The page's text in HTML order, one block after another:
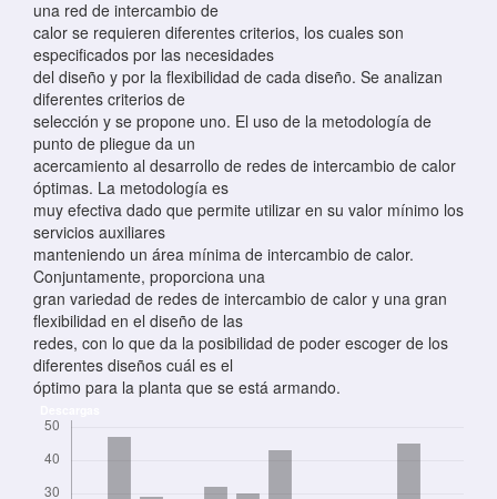
una red de intercambio de
calor se requieren diferentes criterios, los cuales son
especificados por las necesidades
del diseño y por la flexibilidad de cada diseño. Se analizan
diferentes criterios de
selección y se propone uno. El uso de la metodología de
punto de pliegue da un
acercamiento al desarrollo de redes de intercambio de calor
óptimas. La metodología es
muy efectiva dado que permite utilizar en su valor mínimo los
servicios auxiliares
manteniendo un área mínima de intercambio de calor.
Conjuntamente, proporciona una
gran variedad de redes de intercambio de calor y una gran
flexibilidad en el diseño de las
redes, con lo que da la posibilidad de poder escoger de los
diferentes diseños cuál es el
óptimo para la planta que se está armando.